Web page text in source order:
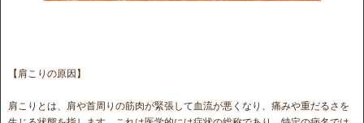
【肩こりの原因】
肩こりとは、肩や首周りの筋肉が緊張して血流が悪くなり、痛みや重だるさを